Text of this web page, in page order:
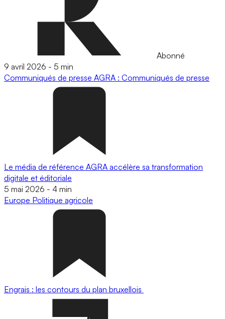
Abonné
9 avril 2026 - 5 min
Communiqués de presse AGRA : Communiqués de presse
Le média de référence AGRA accélère sa transformation
digitale et éditoriale
5 mai 2026 - 4 min
Europe Politique agricole
Engrais : les contours du plan bruxellois